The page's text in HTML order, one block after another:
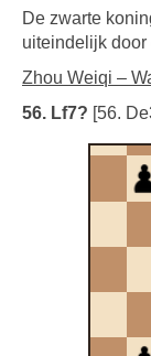
De zwarte
uiteindelijk door
Zhou Weiqi –
56. Lf7? [56.